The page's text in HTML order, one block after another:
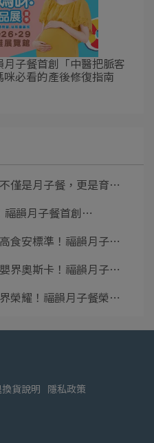
子餐首創「中醫把脈客
必看的產後修復指南
僅是月子餐，更是育⋯
福韻月子餐首創⋯
食安標準！福韻月子⋯
界奧斯卡！福韻月子⋯
榮耀！福韻月子餐榮⋯
貨說明 隱私政策